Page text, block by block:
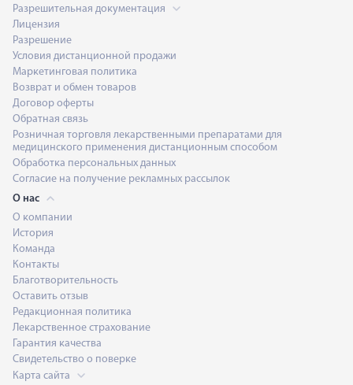
Разрешительная документация
Лицензия
Разрешение
Условия дистанционной продажи
Маркетинговая политика
Возврат и обмен товаров
Договор оферты
Обратная связь
Розничная торговля лекарственными препаратами для
медицинского применения дистанционным способом
Обработка персональных данных
Согласие на получение рекламных рассылок
О нас
О компании
История
Команда
Контакты
Благотворительность
Оставить отзыв
Редакционная политика
Лекарственное страхование
Гарантия качества
Свидетельство о поверке
Карта сайта